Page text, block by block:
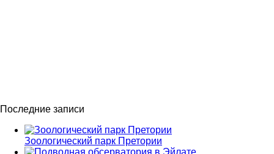
Последние записи
Зоологический парк Претории